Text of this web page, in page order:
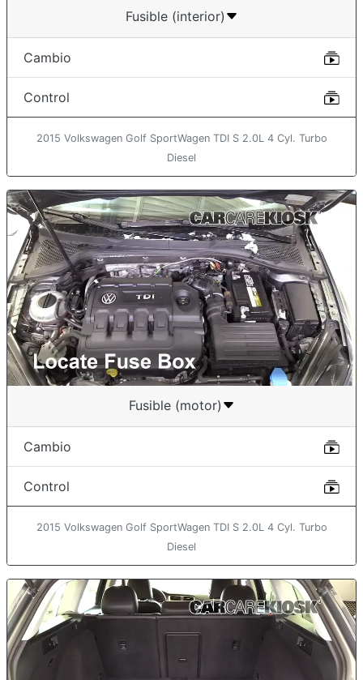
Fusible (interior)
Cambio
Control
2015 Volkswagen Golf SportWagen TDI S 2.0L 4 Cyl. Turbo
Diesel
Fusible (motor)
Cambio
Control
2015 Volkswagen Golf SportWagen TDI S 2.0L 4 Cyl. Turbo
Diesel